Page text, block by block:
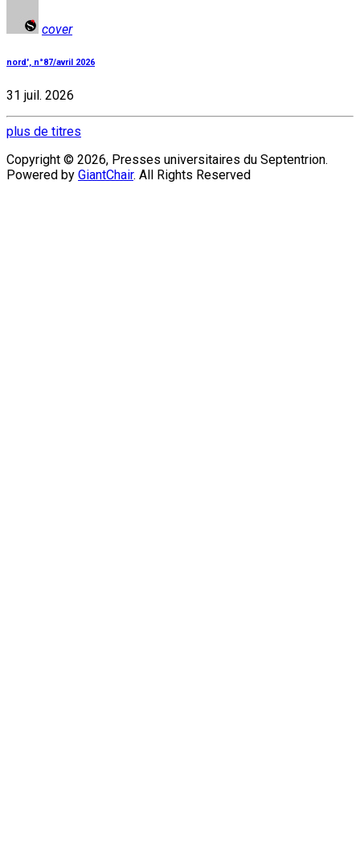
cover
nord', n°87/avril 2026
31 juil. 2026
plus de titres
Copyright © 2026, Presses universitaires du Septentrion.
Powered by GiantChair. All Rights Reserved